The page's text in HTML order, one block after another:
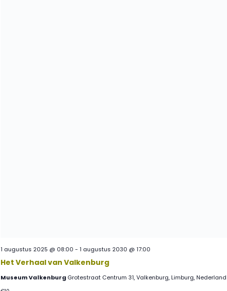
Het Verhaal van Valkenburg
1 augustus 2025 @ 08:00 - 1 augustus 2030 @ 17:00
Museum Valkenburg Grotestraat Centrum 31, Valkenburg, Limburg, Nederland